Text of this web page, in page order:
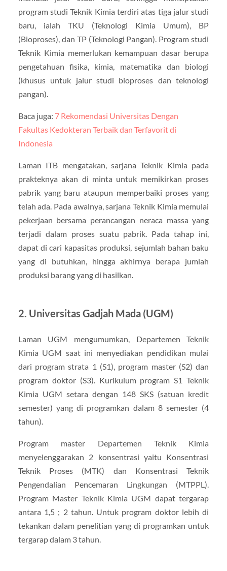
program studi Teknik Kimia terdiri atas tiga jalur studi
baru, ialah TKU (Teknologi Kimia Umum), BP
(Bioproses), dan TP (Teknologi Pangan). Program studi
Teknik Kimia memerlukan kemampuan dasar berupa
pengetahuan fisika, kimia, matematika dan biologi
(khusus untuk jalur studi bioproses dan teknologi
pangan).
Baca juga: 7 Rekomendasi Universitas Dengan
Fakultas Kedokteran Terbaik dan Terfavorit di
Indonesia
Laman ITB mengatakan, sarjana Teknik Kimia pada
prakteknya akan di minta untuk memikirkan proses
pabrik yang baru ataupun memperbaiki proses yang
telah ada. Pada awalnya, sarjana Teknik Kimia memulai
pekerjaan bersama perancangan neraca massa yang
terjadi dalam proses suatu pabrik. Pada tahap ini,
dapat di cari kapasitas produksi, sejumlah bahan baku
yang di butuhkan, hingga akhirnya berapa jumlah
produksi barang yang di hasilkan.
2. Universitas Gadjah Mada (UGM)
Laman UGM mengumumkan, Departemen Teknik
Kimia UGM saat ini menyediakan pendidikan mulai
dari program strata 1 (S1), program master (S2) dan
program doktor (S3). Kurikulum program S1 Teknik
Kimia UGM setara dengan 148 SKS (satuan kredit
semester) yang di programkan dalam 8 semester (4
tahun).
Program master Departemen Teknik Kimia
menyelenggarakan 2 konsentrasi yaitu Konsentrasi
Teknik Proses (MTK) dan Konsentrasi Teknik
Pengendalian Pencemaran Lingkungan (MTPPL).
Program Master Teknik Kimia UGM dapat tergarap
antara 1,5 ; 2 tahun. Untuk program doktor lebih di
tekankan dalam penelitian yang di programkan untuk
tergarap dalam 3 tahun.